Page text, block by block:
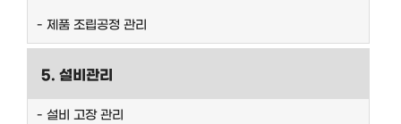
제품 조립공정 관리
5. 설비관리
설비 고장 관리